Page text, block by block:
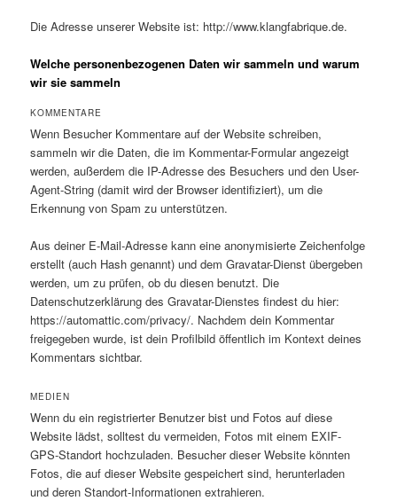
Die Adresse unserer Website ist: http://www.klangfabrique.de.
Welche personenbezogenen Daten wir sammeln und warum
wir sie sammeln
KOMMENTARE
Wenn Besucher Kommentare auf der Website schreiben,
sammeln wir die Daten, die im Kommentar-Formular angezeigt
werden, außerdem die IP-Adresse des Besuchers und den User-
Agent-String (damit wird der Browser identifiziert), um die
Erkennung von Spam zu unterstützen.
Aus deiner E-Mail-Adresse kann eine anonymisierte Zeichenfolge
erstellt (auch Hash genannt) und dem Gravatar-Dienst übergeben
werden, um zu prüfen, ob du diesen benutzt. Die
Datenschutzerklärung des Gravatar-Dienstes findest du hier:
https://automattic.com/privacy/. Nachdem dein Kommentar
freigegeben wurde, ist dein Profilbild öffentlich im Kontext deines
Kommentars sichtbar.
MEDIEN
Wenn du ein registrierter Benutzer bist und Fotos auf diese
Website lädst, solltest du vermeiden, Fotos mit einem EXIF-
GPS-Standort hochzuladen. Besucher dieser Website könnten
Fotos, die auf dieser Website gespeichert sind, herunterladen
und deren Standort-Informationen extrahieren.